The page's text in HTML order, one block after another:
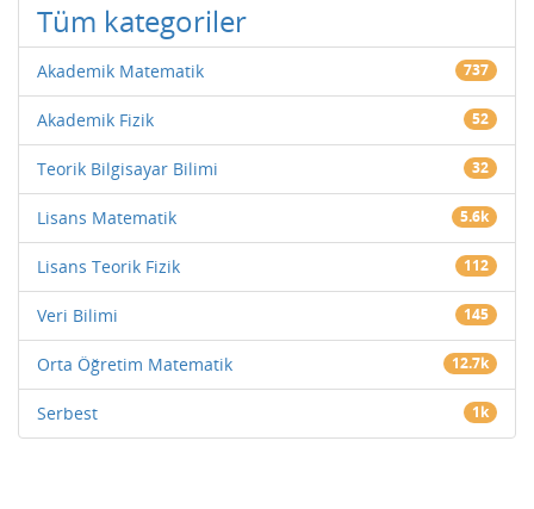
Tüm kategoriler
Akademik Matematik 737
Akademik Fizik 52
Teorik Bilgisayar Bilimi 32
Lisans Matematik 5.6k
Lisans Teorik Fizik 112
Veri Bilimi 145
Orta Öğretim Matematik 12.7k
Serbest 1k